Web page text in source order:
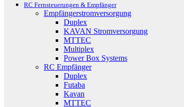
RC Fernsteuerungen & Empfänger
Empfängerstromversorgung
Duplex
KAVAN Stromversorgung
MTTEC
Multiplex
Power Box Systems
RC Empfänger
Duplex
Futaba
Kavan
MTTEC